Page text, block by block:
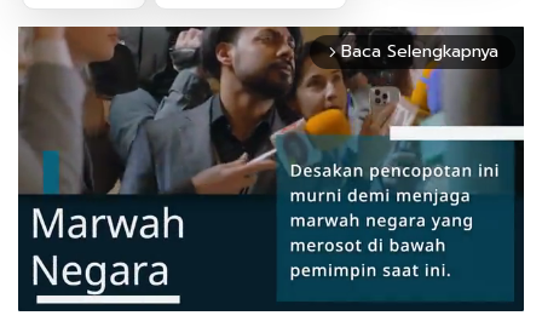
arrow_forward_ios Baca Selengkapnya